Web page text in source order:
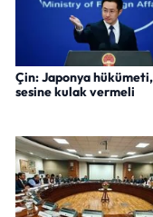
Çin: Japonya
sesine kulak vermeli